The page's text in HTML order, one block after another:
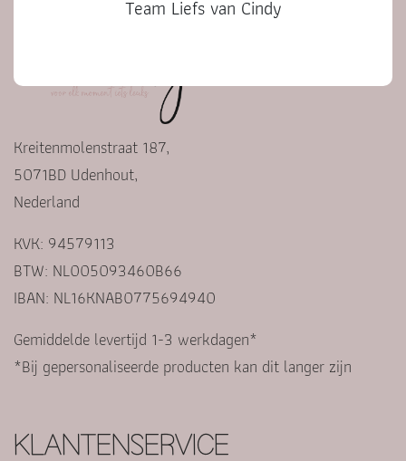
Team Liefs van Cindy
Kreitenmolenstraat 187,
5071BD Udenhout,
Nederland
KVK: 94579113
BTW: NL005093460B66
IBAN: NL16KNAB0775694940
Gemiddelde levertijd 1-3 werkdagen*
*Bij gepersonaliseerde producten kan dit langer zijn
KLANTENSERVICE